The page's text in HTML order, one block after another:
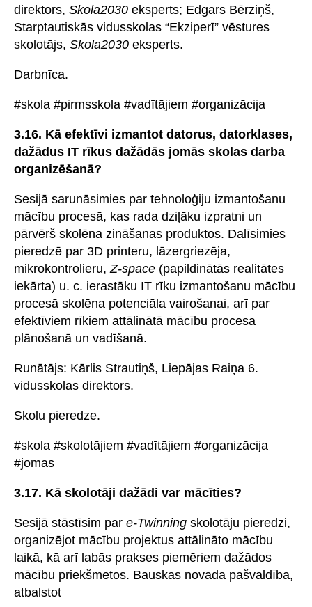
direktors, Skola2030 eksperts; Edgars Bērziņš,
Starptautiskās vidusskolas “Ekziperī” vēstures
skolotājs, Skola2030 eksperts.
Darbnīca.
#skola #pirmsskola #vadītājiem #organizācija
3.16. Kā efektīvi izmantot datorus, datorklases,
dažādus IT rīkus dažādās jomās skolas darba
organizēšanā?
Sesijā sarunāsimies par tehnoloģiju izmantošanu
mācību procesā, kas rada dziļāku izpratni un
pārvērš skolēna zināšanas produktos. Dalīsimies
pieredzē par 3D printeru, lāzergriezēja,
mikrokontrolieru, Z-space (papildinātās realitātes
iekārta) u. c. ierastāku IT rīku izmantošanu mācību
procesā skolēna potenciāla vairošanai, arī par
efektīviem rīkiem attālinātā mācību procesa
plānošanā un vadīšanā.
Runātājs: Kārlis Strautiņš, Liepājas Raiņa 6.
vidusskolas direktors.
Skolu pieredze.
#skola #skolotājiem #vadītājiem #organizācija
#jomas
3.17. Kā skolotāji dažādi var mācīties?
Sesijā stāstīsim par e-Twinning skolotāju pieredzi,
organizējot mācību projektus attālināto mācību
laikā, kā arī labās prakses piemēriem dažādos
mācību priekšmetos. Bauskas novada pašvaldība,
atbalstot